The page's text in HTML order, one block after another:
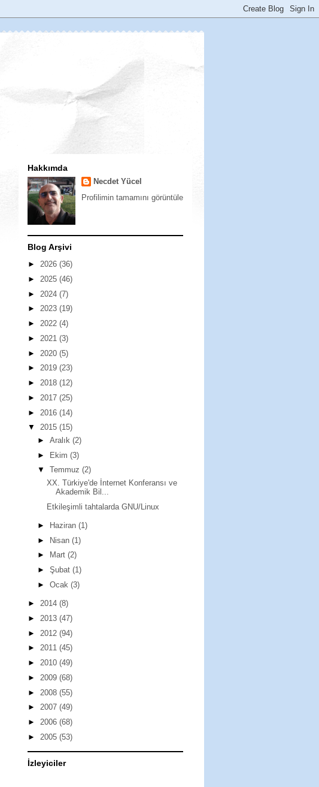
Hakkımda
Necdet Yücel
Profilimin tamamını görüntüle
Blog Arşivi
► 2026 (36)
► 2025 (46)
► 2024 (7)
► 2023 (19)
► 2022 (4)
► 2021 (3)
► 2020 (5)
► 2019 (23)
► 2018 (12)
► 2017 (25)
► 2016 (14)
▼ 2015 (15)
► Aralık (2)
► Ekim (3)
▼ Temmuz (2)
XX. Türkiye'de İnternet Konferansı ve
Akademik Bil...
Etkileşimli tahtalarda GNU/Linux
► Haziran (1)
► Nisan (1)
►
Mart (2)
► Şubat (1)
► Ocak (3)
► 2014 (8)
► 2013 (47)
► 2012 (94)
► 2011 (45)
► 2010 (49)
► 2009 (68)
► 2008 (55)
► 2007 (49)
► 2006 (68)
► 2005 (53)
İzleyiciler